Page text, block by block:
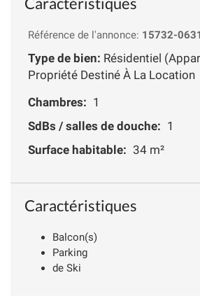
Référence de l'annonce: 15732-
Type de bien: Résidentiel
Propriété Destiné À La Location
Chambres: 1
SdBs / salles de douche: 1
Surface habitable: 34 m²
Caractéristiques
Balcon(s)
Parking
de Ski